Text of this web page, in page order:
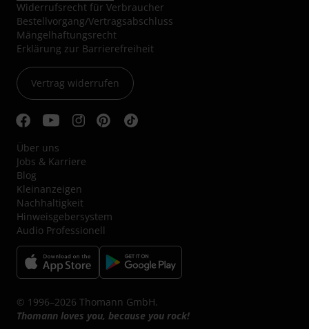
Widerrufsrecht für Verbraucher
Bestellvorgang/Vertragsabschluss
Mängelhaftungsrecht
Erklärung zur Barrierefreiheit
Vertrag widerrufen
Über uns
Jobs & Karriere
Blog
Kleinanzeigen
Nachhaltigkeit
Hinweisgebersystem
Audio Professionell
© 1996–2026 Thomann GmbH.
Thomann loves you, because you rock!